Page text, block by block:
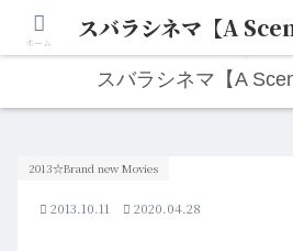
人生は“ひとりごと”から始まる。映
スバラシネマ【A
2013☆Brand new Movies
2013.10.11 2020.04.28
ホーム スバラシネマ【A